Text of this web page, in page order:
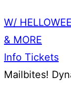
W/
& MORE
Info Tickets
Mailbites!